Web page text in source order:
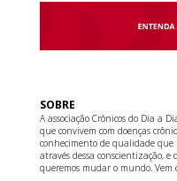
SOBRE
A associação Crônicos do Dia a
que convivem com doenças
conhecimento de qualidade que
através dessa conscientização,
queremos mudar o mundo. Vem